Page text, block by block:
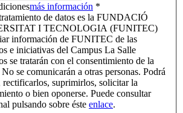
más información *
de datos es la FUNDACIÓ
I TECNOLOGIA (FUNITEC)
información de FUNITEC de las
e iniciativas del Campus La Salle
se tratarán con el consentimiento de la
se comunicarán a otras personas. Podrá
rectificarlos, suprimirlos, solicitar la
o bien oponerse. Puede consultar
pulsando sobre éste enlace.